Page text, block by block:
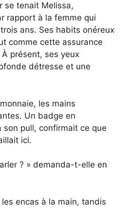
se tenait Melissa,
rapport à la femme qui
ans. Ses habits onéreux
comme cette assurance
présent, ses yeux
détresse et une
les mains
Un badge en
son pull, confirmait ce que
ici.
? » demanda-t-elle en
encas à la main, tandis